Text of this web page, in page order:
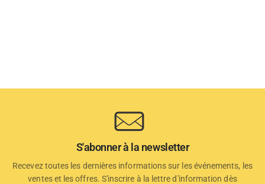
S'abonner à la newsletter
Recevez toutes les dernières informations sur les événements, les
ventes et les offres. S'inscrire à la lettre d'information dès